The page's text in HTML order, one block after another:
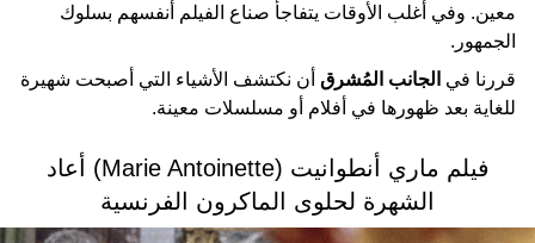
معين. وفي أغلب الأوقات يتفاجأ صناع الفيلم أنفسهم بسلوك
الجمهور.
قررنا في الجانب المُشرق أن نكتشف الأشياء التي أصبحت شهيرة
للغاية بعد ظهورها في أفلام أو مسلسلات معينة.
فيلم ماري أنطوانيت (Marie Antoinette) أعاد
الشهرة لحلوى الماكرون الفرنسية